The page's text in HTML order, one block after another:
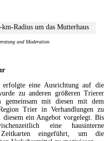
und Moderation
eine Ausrichtung auf die
zu anderen größeren Trierer
gemeinsam mit diesen mit dem
Trier in Verhandlungen zu
ein Angebot vorgelegt. Bis
eine hausinterne
Zeitkarten eingeführt, um die